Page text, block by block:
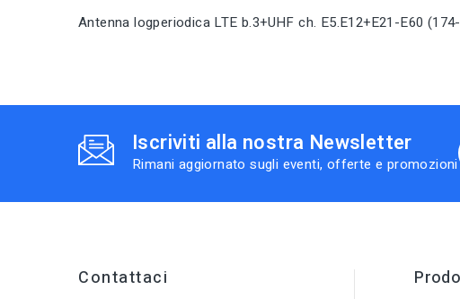
Antenna logperiodica LTE b.3+UHF ch. E5.E12+E21-E60
Iscriviti alla nostra Newsletter
Rimani aggiornato sugli eventi, offerte e promozioni
Contattaci